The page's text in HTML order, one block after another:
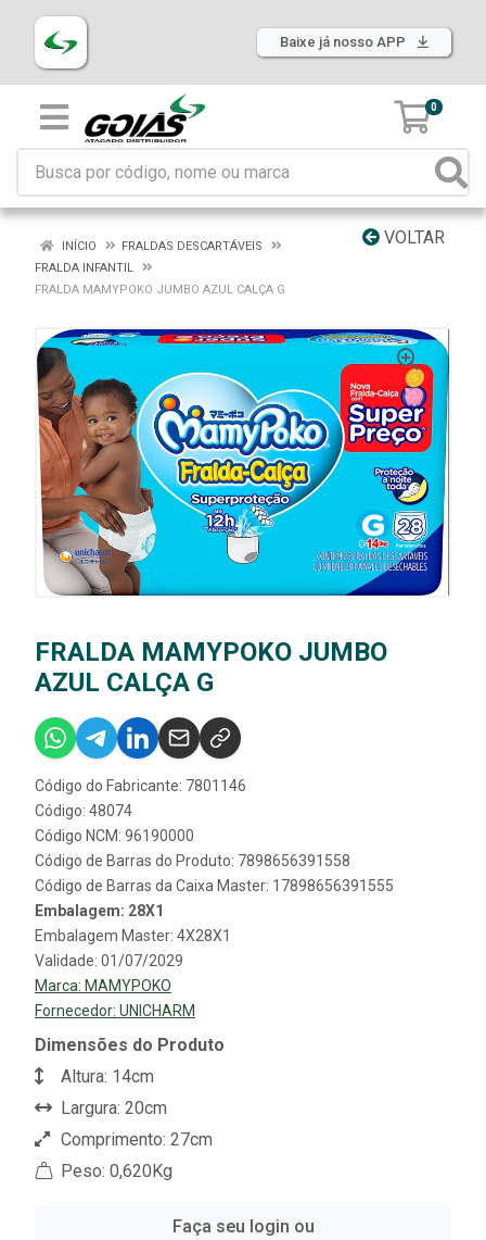
Baixe já nosso APP
0
VOLTAR
INÍCIO
FRALDAS DESCARTÁVEIS
FRALDA INFANTIL
FRALDA MAMYPOKO JUMBO AZUL CALÇA G
FRALDA MAMYPOKO JUMBO
AZUL CALÇA G
Código do Fabricante: 7801146
Código: 48074
Código NCM: 96190000
Código de Barras do Produto: 7898656391558
Código de Barras da Caixa Master: 17898656391555
Embalagem: 28X1
Embalagem Master: 4X28X1
Validade: 01/07/2029
Marca: MAMYPOKO
Fornecedor: UNICHARM
Dimensões do Produto
Altura: 14cm
Largura: 20cm
Comprimento: 27cm
Peso: 0,620Kg
Faça seu login ou